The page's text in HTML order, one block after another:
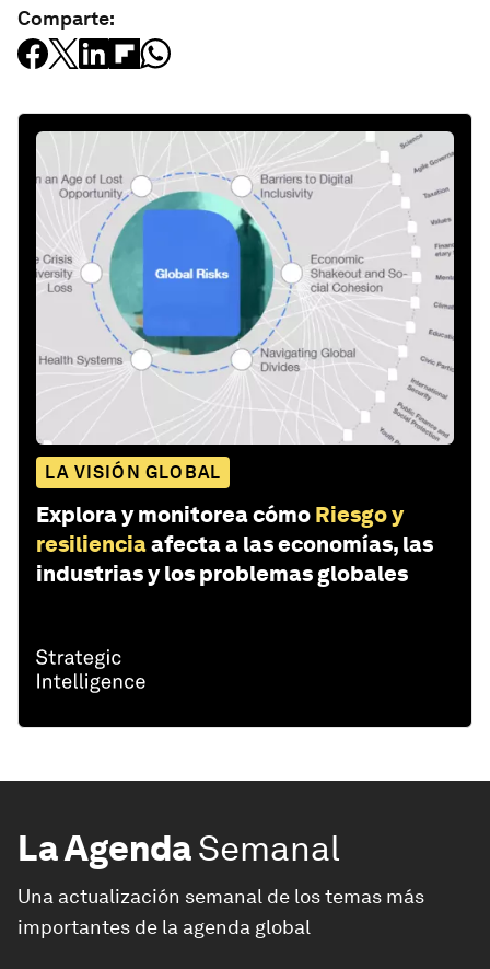
Comparte:
LA VISIÓN GLOBAL
Explora y monitorea cómo Riesgo y
resilienciaafecta a las economías, las
industrias y los problemas globales
La AgendaSemanal
Una actualización semanal de los temas más
importantes de la agenda global